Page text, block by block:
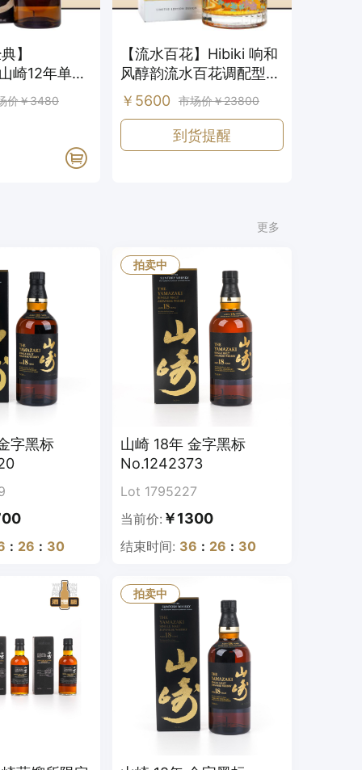
】
崎12年单一
价￥3480
【流水百花】Hibiki 响和
风醇韵流水百花调配型日
本威士忌
￥5600 市场价￥23800
到货提醒
更多
字黑标
: 26 : 29
拍卖中
山崎 18年 金字黑标
No.1242373
Lot 1795227
当前价: ￥1300
结束时间: 36 : 26 : 29
拍卖中